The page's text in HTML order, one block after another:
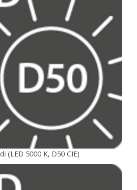
(LED 5000 K, D50 CIE)